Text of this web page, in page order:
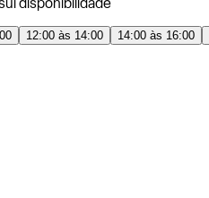
12:00 às 14:00 14:00 às 16:00